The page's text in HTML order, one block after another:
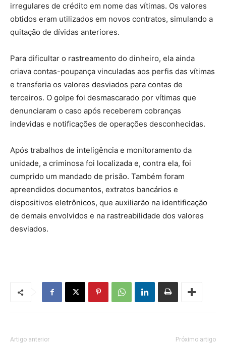
irregulares de crédito em nome das vítimas. Os valores
obtidos eram utilizados em novos contratos, simulando a
quitação de dívidas anteriores.
Para dificultar o rastreamento do dinheiro, ela ainda
criava contas-poupança vinculadas aos perfis das vítimas
e transferia os valores desviados para contas de
terceiros. O golpe foi desmascarado por vítimas que
denunciaram o caso após receberem cobranças
indevidas e notificações de operações desconhecidas.
Após trabalhos de inteligência e monitoramento da
unidade, a criminosa foi localizada e, contra ela, foi
cumprido um mandado de prisão. Também foram
apreendidos documentos, extratos bancários e
dispositivos eletrônicos, que auxiliarão na identificação
de demais envolvidos e na rastreabilidade dos valores
desviados.
Artigo anterior Próximo artigo